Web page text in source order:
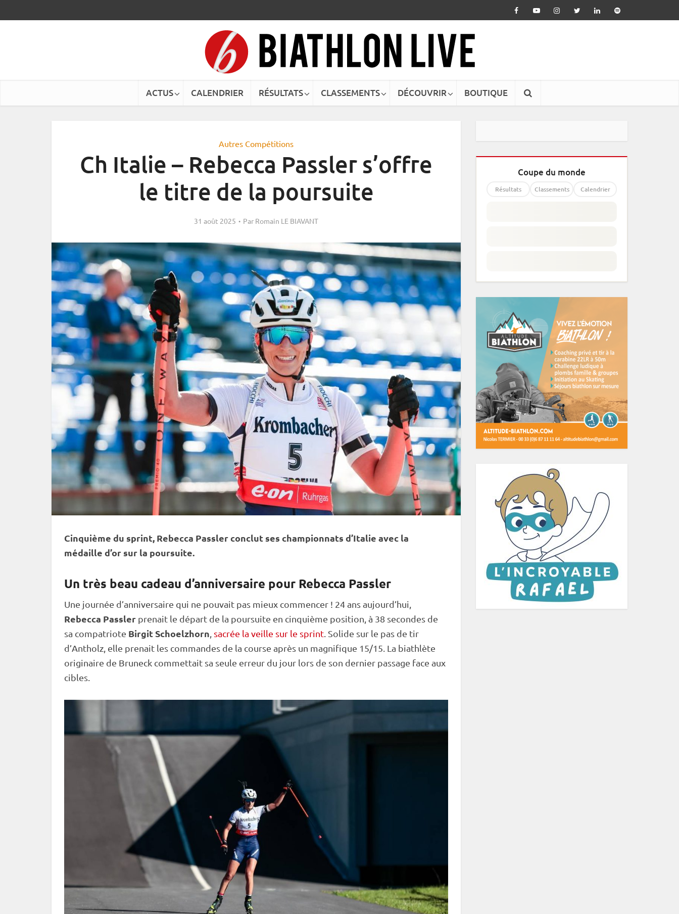
ACTUS CALENDRIER RÉSULTATS CLASSEMENTS DÉCOUVRIR BOUTIQUE
Autres Compétitions
Ch Italie – Rebecca Passler s’offre
le titre de la poursuite
31 août 2025 Par Romain LE BIAVANT
Cinquième du sprint, Rebecca Passler conclut ses championnats d’Italie avec la
médaille d’or sur la poursuite.
Un très beau cadeau d’anniversaire pour Rebecca Passler
Une journée d’anniversaire qui ne pouvait pas mieux commencer ! 24 ans aujourd’hui,
Rebecca Passler prenait le départ de la poursuite en cinquième position, à 38 secondes de
sa compatriote Birgit Schoelzhorn sacrée la veille sur le sprint . Solide sur le pas de tir
d’Antholz, elle prenait les commandes de la course après un magnifique 15/15. La biathlète
originaire de Bruneck commettait sa seule erreur du jour lors de son dernier passage face aux
cibles.
Coupe du monde
Résultats Classements Calendrier